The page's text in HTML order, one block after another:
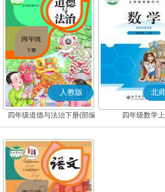
人教版
四年级道德与法治下册(部编
版)
北
四年级数学